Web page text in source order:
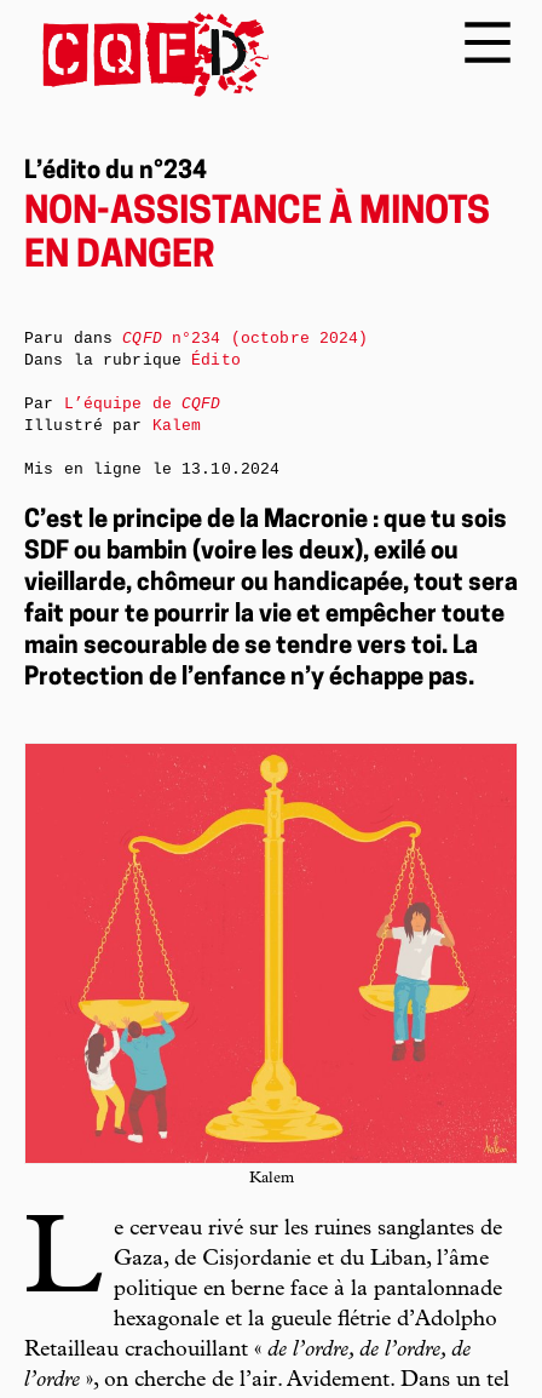
L’édito du n°234
NON-ASSISTANCE À MINOTS
EN DANGER
C’est le principe de la Macronie : que tu sois
SDF ou bambin (voire les deux), exilé ou
vieillarde, chômeur ou handicapée, tout sera
fait pour te pourrir la vie et empêcher toute
main secourable de se tendre vers toi. La
Protection de l’enfance n’y échappe pas.
Kalem
L
e cerveau rivé sur les ruines sanglantes de
Gaza, de Cisjordanie et du Liban, l’âme
politique en berne face à la pantalonnade
hexagonale et la gueule flétrie d’Adolpho
Retailleau crachouillant « de l’ordre, de l’ordre, de
l’ordre », on cherche de l’air. Avidement. Dans un tel
Paru dansCQFDn°234 (octobre 2024)
Dans la rubrique Édito
Par L’équipe deCQFD
Illustré par Kalem
Mis en ligne le 13.10.2024